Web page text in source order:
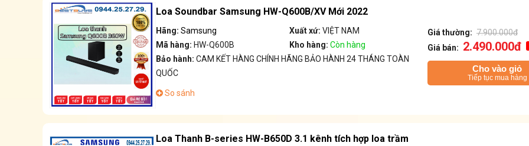
Loa Soundbar Samsung HW-Q600B/XV Mới 2022
Hãng: Samsung Xuất xứ: VIỆT NAM
Mã hàng: HW-Q600B Kho hàng: Còn hàng
Bảo hành: CAM KẾT HÀNG CHÍNH HÃNG BẢO HÀNH 24 THÁNG TOÀN
QUỐC
So sánh
Giá thường: 7.900.000đ
Giá bán: 2.490.000đ
Cho vào giỏ
Tiếp tục mua hàng
Loa Thanh B-series HW-B650D 3.1 kênh tích hợp loa trầm